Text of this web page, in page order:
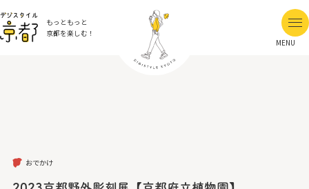
もっともっと
京都を楽しむ！
MENU
おでかけ